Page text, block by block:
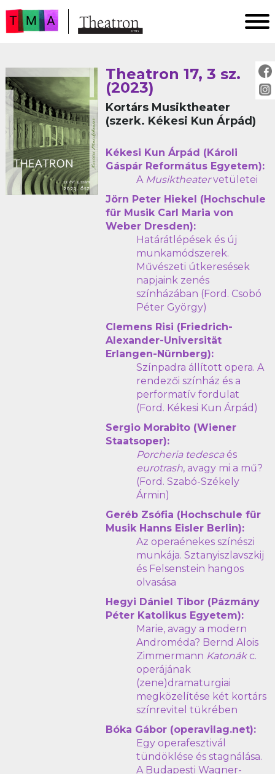
AKTUÁLIS
ARCHÍVUM
IMPRESSZUM
SZERZŐINKNEK
FOR AUTHORS
PEER REVIEW
Theatron 17, 3 sz.
(2023)
Kortárs Musiktheater
(szerk. Kékesi Kun Árpád)
Kékesi Kun Árpád (Károli
Gáspár Református Egyetem):
A Musiktheatervetületei
Jörn Peter Hiekel (Hochschule
für Musik Carl Maria von
Weber Dresden):
Határátlépések és új
munkamódszerek.
Művészeti útkeresések
napjaink zenés
színházában (Ford. Csobó
Péter György)
Clemens Risi (Friedrich-
Alexander-Universität
Erlangen-Nürnberg):
Színpadra állított opera. A
rendezői színház és a
performatív fordulat
(Ford. Kékesi Kun Árpád)
Sergio Morabito (Wiener
Staatsoper):
Porcheria tedescaés
eurotrash, avagy mi a mű?
(Ford. Szabó-Székely
Ármin)
Geréb Zsófia (Hochschule für
Musik Hanns Eisler Berlin):
Az operaénekes színészi
munkája. Sztanyiszlavszkij
és Felsenstein hangos
olvasása
Hegyi Dániel Tibor (Pázmány
Péter Katolikus Egyetem):
Marie, avagy a modern
Androméda? Bernd Alois
Zimmermann Katonákc.
operájának
(zene)dramaturgiai
megközelítése két kortárs
színrevitel tükrében
Bóka Gábor (operavilag.net):
Egy operafesztivál
tündöklése és stagnálása.
A Budapesti Wagner-